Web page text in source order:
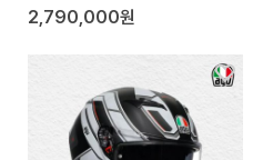
2,790,000원